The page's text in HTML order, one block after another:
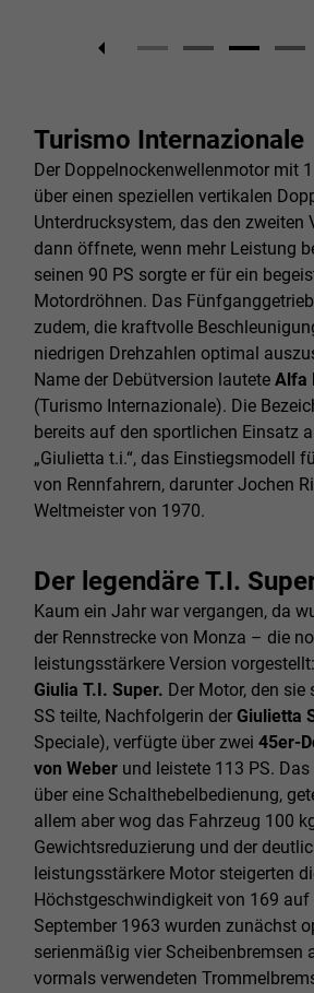
Turismo Internazionale
Der Doppelnockenwellenmotor mit
über einen speziellen vertikalen
Unterdrucksystem, das den zweiten
dann öffnete, wenn mehr Leistung
seinen 90 PS sorgte er für ein
Motordröhnen. Das
zudem, die kraftvolle
niedrigen Drehzahlen optimal
Name der Debütversion lautete Alfa
(Turismo Internazionale). Die
bereits auf den sportlichen Einsatz
„Giulietta t.i.“, das Einstiegsmodell
von Rennfahrern, darunter Jochen
Weltmeister von 1970.
Der legendäre T.I.
Kaum ein Jahr war vergangen, da
der Rennstrecke von Monza – die
leistungsstärkere Version vorgestellt:
Giulia T.I. Super. Der Motor, den
SS teilte, Nachfolgerin der Giulietta
Speciale), verfügte über zwei 45er-
von Weber und leistete 113 PS.
über eine Schalthebelbedienung,
allem aber wog das Fahrzeug 100
Gewichtsreduzierung und der
leistungsstärkere Motor steigerten
Höchstgeschwindigkeit von 169
September 1963 wurden zunächst
serienmäßig vier Scheibenbremsen
vormals verwendeten